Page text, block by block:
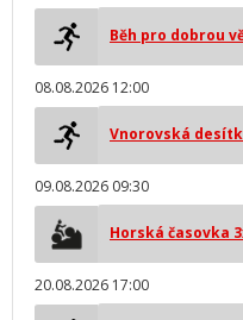
Běh pro dobrou
08.08.2026 12:00
Vnorovská
09.08.2026 09:30
Horská časovka
20.08.2026 17:00